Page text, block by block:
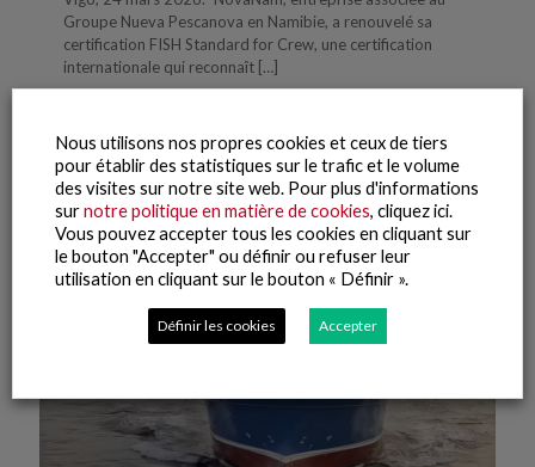
Groupe Nueva Pescanova en Namibie, a renouvelé sa
certification FISH Standard for Crew, une certification
internationale qui reconnaît […]
Nous utilisons nos propres cookies et ceux de tiers
pour établir des statistiques sur le trafic et le volume
des visites sur notre site web. Pour plus d'informations
surnotre politique en matière de cookies, cliquez ici.
Vous pouvez accepter tous les cookies en cliquant sur
le bouton "Accepter" ou définir ou refuser leur
utilisation en cliquant sur le bouton « Définir ».
Définir les cookies Accepter